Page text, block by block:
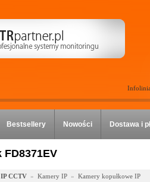
Bestsellery Nowości Dostawa i
FD8371EV
CCTV» Kamery IP» Kamery kopułkowe IP